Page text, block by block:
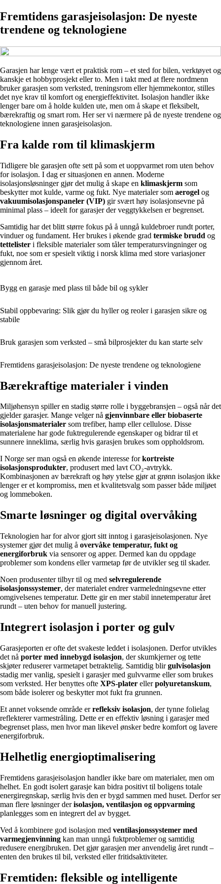
Fremtidens garasjeisolasjon: De nyeste
trendene og teknologiene
Garasjen har lenge vært et praktisk rom – et sted for bilen, verktøyet og
kanskje et hobbyprosjekt eller to. Men i takt med at flere nordmenn
bruker garasjen som verksted, treningsrom eller hjemmekontor, stilles
det nye krav til komfort og energieffektivitet. Isolasjon handler ikke
lenger bare om å holde kulden ute, men om å skape et fleksibelt,
bærekraftig og smart rom. Her ser vi nærmere på de nyeste trendene og
teknologiene innen garasjeisolasjon.
Fra kalde rom til klimaskjerm
Tidligere ble garasjen ofte sett på som et uoppvarmet rom uten behov
for isolasjon. I dag er situasjonen en annen. Moderne
isolasjonsløsninger gjør det mulig å skape en klimaskjerm som
beskytter mot kulde, varme og fukt. Nye materialer som aerogel og
vakuumisolasjonspaneler (VIP) gir svært høy isolasjonsevne på
minimal plass – ideelt for garasjer der veggtykkelsen er begrenset.
Samtidig har det blitt større fokus på å unngå kuldebroer rundt porter,
vinduer og fundament. Her brukes i økende grad termiske brudd og
tettelister i fleksible materialer som tåler temperatursvingninger og
fukt, noe som er spesielt viktig i norsk klima med store variasjoner
gjennom året.
Bygg en garasje med plass til både bil og sykler
Stabil oppbevaring: Slik gjør du hyller og reoler i garasjen sikre og
stabile
Bruk garasjen som verksted – små bilprosjekter du kan starte selv
Fremtidens garasjeisolasjon: De nyeste trendene og teknologiene
Bærekraftige materialer i vinden
Miljøhensyn spiller en stadig større rolle i byggebransjen – også når det
gjelder garasjer. Mange velger nå gjenvinnbare eller biobaserte
isolasjonsmaterialer som trefiber, hamp eller cellulose. Disse
materialene har gode fuktregulerende egenskaper og bidrar til et
sunnere inneklima, særlig hvis garasjen brukes som oppholdsrom.
I Norge ser man også en økende interesse forkortreiste
isolasjonsprodukter, produsert med lavt CO₂-avtrykk.
Kombinasjonen av bærekraft og høy ytelse gjør at grønn isolasjon ikke
lenger er et kompromiss, men et kvalitetsvalg som passer både miljøet
og lommeboken.
Smarte løsninger og digital overvåking
Teknologien har for alvor gjort sitt inntog i garasjeisolasjonen. Nye
systemer gjør det mulig å overvåke temperatur, fukt og
energiforbruk via sensorer og apper. Dermed kan du oppdage
problemer som kondens eller varmetap før de utvikler seg til skader.
Noen produsenter tilbyr til og med selvregulerende
isolasjonssystemer, der materialet endrer varmeledningsevne etter
omgivelsenes temperatur. Dette gir en mer stabil innetemperatur året
rundt – uten behov for manuell justering.
Integrert isolasjon i porter og gulv
Garasjeporten er ofte det svakeste leddet i isolasjonen. Derfor utvikles
det nå porter med innebygd isolasjon, der skumkjerner og tette
skjøter reduserer varmetapet betraktelig. Samtidig blirgulvisolasjon
stadig mer vanlig, spesielt i garasjer med gulvvarme eller som brukes
som verksted. Her benyttes ofte XPS-plater ellerpolyuretanskum,
som både isolerer og beskytter mot fukt fra grunnen.
Et annet voksende område errefleksiv isolasjon, der tynne folielag
reflekterer varmestråling. Dette er en effektiv løsning i garasjer med
begrenset plass, men hvor man likevel ønsker bedre komfort og lavere
energiforbruk.
Helhetlig energioptimalisering
Fremtidens garasjeisolasjon handler ikke bare om materialer, men om
helhet. En godt isolert garasje kan bidra positivt til boligens totale
energiregnskap, særlig hvis den er bygd sammen med huset. Derfor ser
man flere løsninger derisolasjon, ventilasjon og oppvarming
planlegges som en integrert del av bygget.
Ved å kombinere god isolasjon med ventilasjonssystemer med
varmegjenvinning kan man unngå fuktproblemer og samtidig
redusere energibruken. Det gjør garasjen mer anvendelig året rundt –
enten den brukes til bil, verksted eller fritidsaktiviteter.
Fremtiden: fleksible og intelligente